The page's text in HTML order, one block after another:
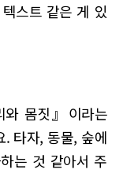
스트 같은 게 있
와 몸짓』이라는
타자, 동물, 숲에
는 것 같아서 주